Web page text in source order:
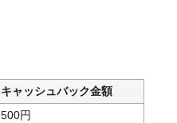
キャッシュバック金額
500円